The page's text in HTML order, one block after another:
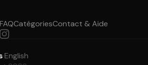
FAQCatégoriesContact & Aide
·English